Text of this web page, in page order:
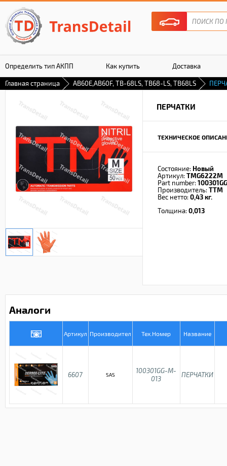
Определить тип АКПП Как купить Доставка
Гарантия
Главная страница AB60E,AB60F, TB-68LS, TB68-LS, TB68LS
ПЕРЧАТКИ
ТЕХНИЧЕСКОЕ
Состояние: Новый
Артикул: TMG6222M
Part number:
Производитель: TTM
Вес нетто: 0,43 кг.
Толщина: 0,013
Аналоги
Артикул Производител Тех.Номер Название
6607 SAS
100301GG-M-
013
ПЕРЧАТКИ